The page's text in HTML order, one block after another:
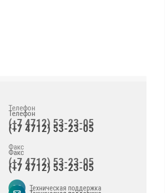
Телефон
(+7 4712) 53-23-05
Факс
(+7 4712) 53-23-05